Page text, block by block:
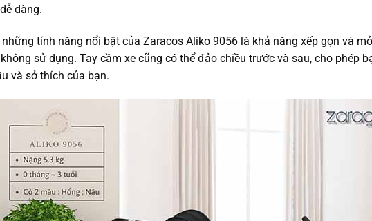
dàng.
tính năng nổi bật của Zaracos Aliko 9056 là khả năng xếp gọn và
sử dụng. Tay cầm xe cũng có thể đảo chiều trước và sau, cho phép
và sở thích của bạn.